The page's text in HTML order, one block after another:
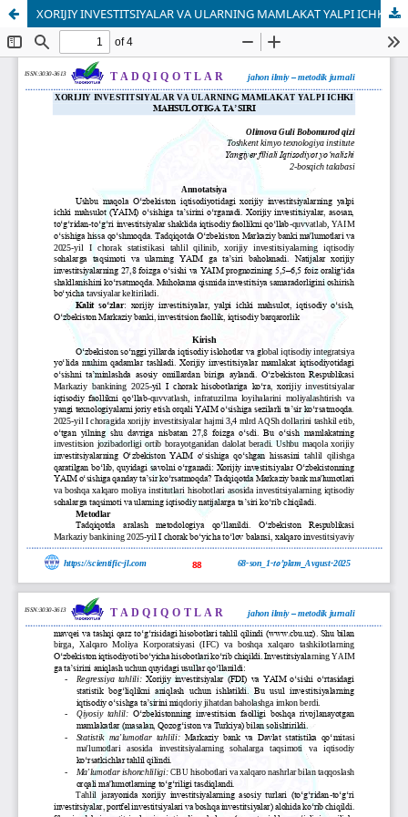
XORIJIY INVESTITSIYALAR VA ULARNING MAMLAKAT YALPI ICHKI MAHSULOTIGA TA’SIRI